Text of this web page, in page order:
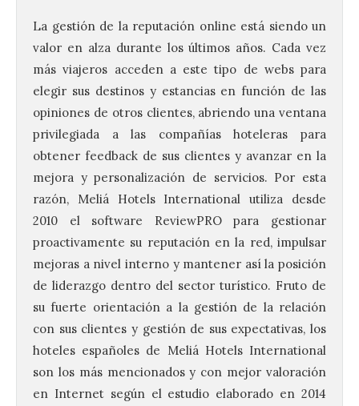
La gestión de la reputación online está siendo un
valor en alza durante los últimos años. Cada vez
más viajeros acceden a este tipo de webs para
elegir sus destinos y estancias en función de las
opiniones de otros clientes, abriendo una ventana
privilegiada a las compañías hoteleras para
obtener feedback de sus clientes y avanzar en la
mejora y personalización de servicios. Por esta
razón, Meliá Hotels International utiliza desde
2010 el software ReviewPRO para gestionar
proactivamente su reputación en la red, impulsar
mejoras a nivel interno y mantener así la posición
de liderazgo dentro del sector turístico. Fruto de
su fuerte orientación a la gestión de la relación
con sus clientes y gestión de sus expectativas, los
hoteles españoles de Meliá Hotels International
son los más mencionados y con mejor valoración
en Internet según el estudio elaborado en 2014